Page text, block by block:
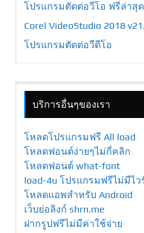
โปรแกรมตัดต่อวีโอ ฟรีล่าสุด
Corel VideoStudio 2018
โปรแกรมตัดต่อวีดีโอ
บริการอื่นๆของเรา
โหลดโปรแกรมฟรี All load
โหลดฟอนต์ง่ายๆไม่กี่คลิก
โหลดฟอนต์ what-font
load-4u โปรแกรมฟรีไม่มีไว
โหลดแอพสำหรับ Android
เว็บย่อลิงก์ shrn.me
ฝากรูปฟรีไม่มีค่าใช้จ่าย